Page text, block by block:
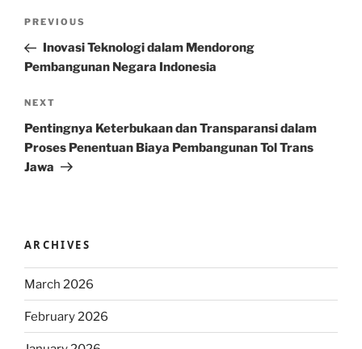
Previous
Post
PREVIOUS
Inovasi Teknologi dalam Mendorong
Pembangunan Negara Indonesia
Next
Post
NEXT
Pentingnya Keterbukaan dan Transparansi dalam
Proses Penentuan Biaya Pembangunan Tol Trans
Jawa
ARCHIVES
March 2026
February 2026